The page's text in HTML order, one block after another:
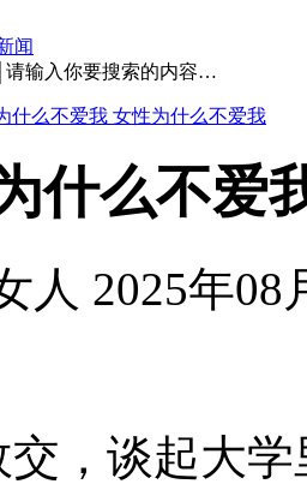
闻
请输入你要搜索的内容…
什么不爱我 女性为什么不爱我
什么不爱
人 2025年08
交，谈起大